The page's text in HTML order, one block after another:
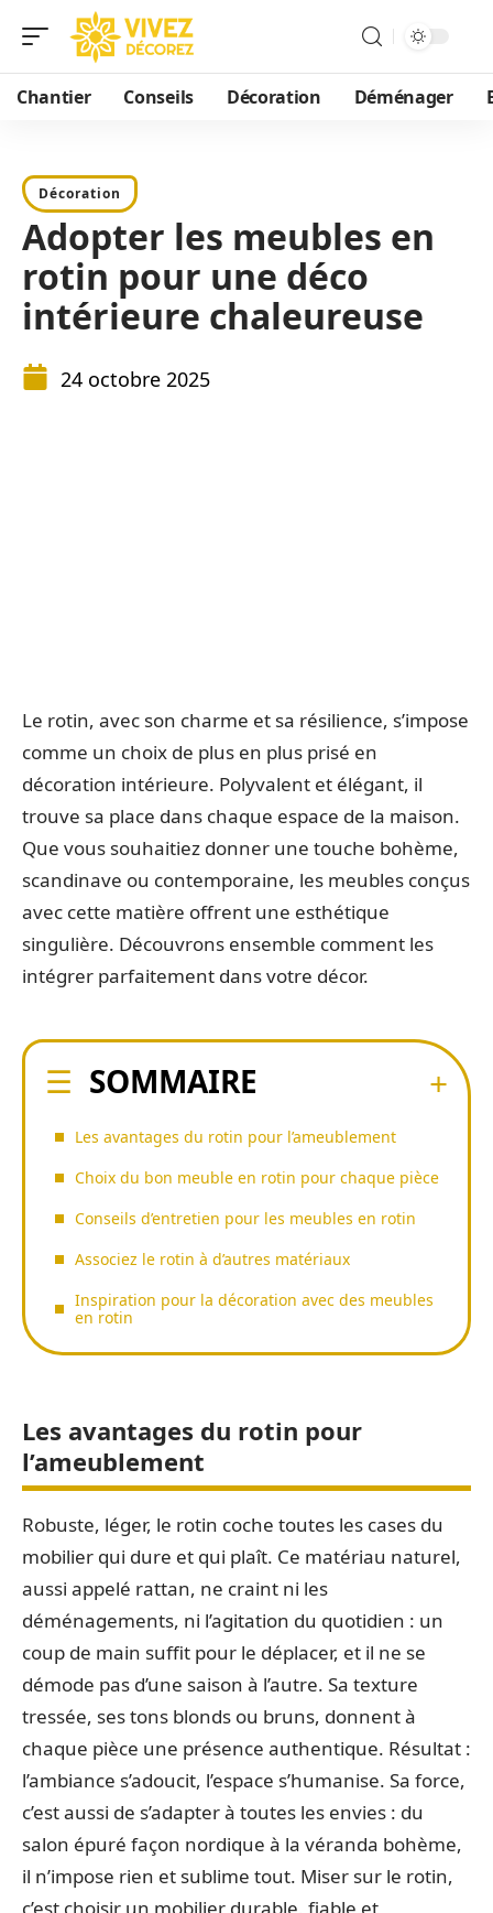
Chantier Conseils Décoration Déménager
Décoration
Adopter les meubles en
rotin pour une déco
intérieure chaleureuse
24 octobre 2025
Le rotin, avec son charme et sa résilience, s’impose
comme un choix de plus en plus prisé en
décoration intérieure. Polyvalent et élégant, il
trouve sa place dans chaque espace de la maison.
Que vous souhaitiez donner une touche bohème,
scandinave ou contemporaine, les meubles conçus
avec cette matière offrent une esthétique
singulière. Découvrons ensemble comment les
intégrer parfaitement dans votre décor.
SOMMAIRE
Les avantages du rotin pour l’ameublement
Choix du bon meuble en rotin pour chaque pièce
Conseils d’entretien pour les meubles en rotin
Associez le rotin à d’autres matériaux
Inspiration pour la décoration avec des meubles
en rotin
Les avantages du rotin pour
l’ameublement
Robuste, léger, le rotin coche toutes les cases du
mobilier qui dure et qui plaît. Ce matériau naturel,
aussi appelé rattan, ne craint ni les
déménagements, ni l’agitation du quotidien : un
coup de main suffit pour le déplacer, et il ne se
démode pas d’une saison à l’autre. Sa texture
tressée, ses tons blonds ou bruns, donnent à
chaque pièce une présence authentique. Résultat :
l’ambiance s’adoucit, l’espace s’humanise. Sa force,
c’est aussi de s’adapter à toutes les envies : du
salon épuré façon nordique à la véranda bohème,
il n’impose rien et sublime tout. Miser sur le rotin,